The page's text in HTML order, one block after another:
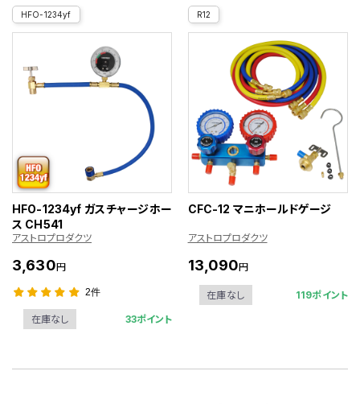
HFO-1234yf
HFO-1234yf ガスチャージホー
ス CH541
アストロプロダクツ
3,630円
2件
在庫なし 33ポイント
R12
CFC-12 マニホールドゲージ
アストロプロダクツ
13,090円
在庫なし 119ポイント